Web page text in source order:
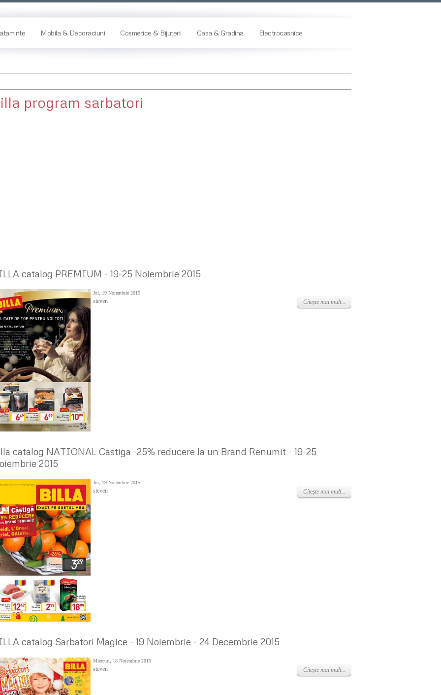
Mobila & Decoraciuni Cosmetice & Bijuterii Casa & Gradina Electrocasnice
program sarbatori
catalog PREMIUM - 19-25 Noiembrie 2015
Joi, 19 Noiembrie 2015
steven Citeşte mai mult...
catalog NATIONAL Castiga -25% reducere la un Brand Renumit - 19-25
2015
Joi, 19 Noiembrie 2015
steven Citeşte mai mult...
catalog Sarbatori Magice - 19 Noiembrie - 24 Decembrie 2015
Miercuri, 18 Noiembrie 2015
steven Citeşte mai mult...